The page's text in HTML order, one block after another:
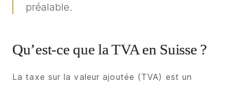
préalable.
Qu’est-ce que la TVA en Suisse ?
La taxe sur la valeur ajoutée (TVA) est un